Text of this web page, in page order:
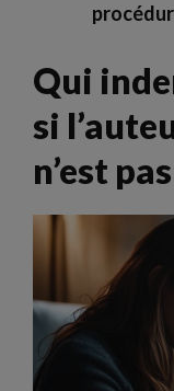
Qui
si
n’est